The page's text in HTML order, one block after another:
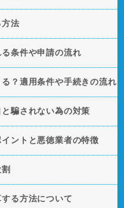
法
条件や申請の流れ
？適用条件や手続きの流れ
騙されない為の対策
ントと悪徳業者の特徴
る方法について